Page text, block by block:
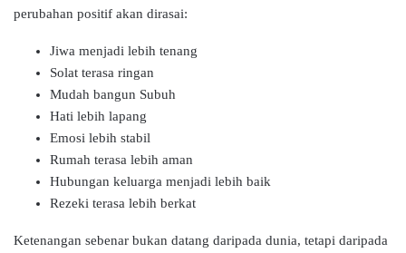
perubahan positif akan dirasai:
Jiwa menjadi lebih tenang
Solat terasa ringan
Mudah bangun Subuh
Hati lebih lapang
Emosi lebih stabil
Rumah terasa lebih aman
Hubungan keluarga menjadi lebih baik
Rezeki terasa lebih berkat
Ketenangan sebenar bukan datang daripada dunia, tetapi daripada